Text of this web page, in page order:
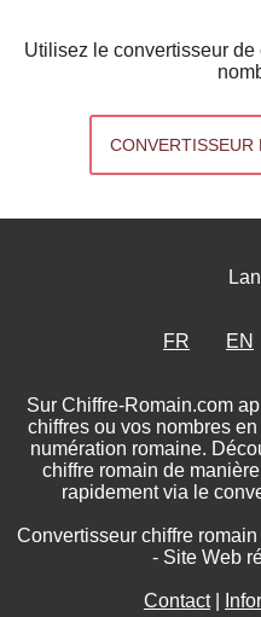
Utilisez le convertisseur
CONVERTISSEUR
FR EN
Sur Chiffre-Romain.com
chiffres ou vos nombres
numération romaine.
chiffre romain de
rapidement via le
Convertisseur chiffre
- Site Web
Contact|